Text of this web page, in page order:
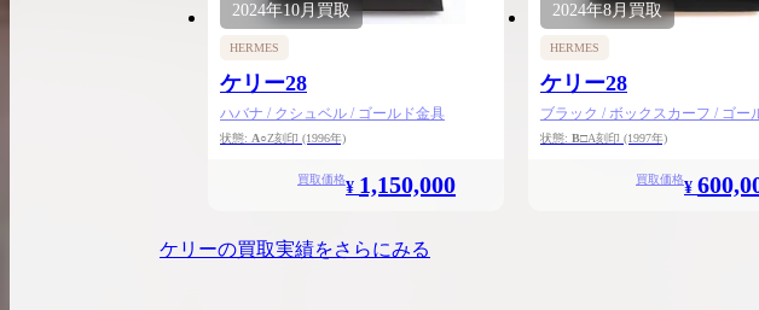
2024年10月買取
HERMES
ケリー28
ハバナ / クシュベル / ゴールド金具
状態: A○Z刻印 (1996年)
買取価格¥ 1,150,000
2024年8月買取
HERMES
ケリー28
ブラック / ボックスカーフ / ゴー
状態: B□A刻印 (1997年)
買取価格¥
ケリーの買取実績をさらにみる